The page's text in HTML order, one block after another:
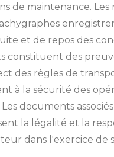
de maintenance. Les
et de repos des
constituent des
des règles de
à la sécurité des
Les documents
la légalité et la
dans l'exercice de